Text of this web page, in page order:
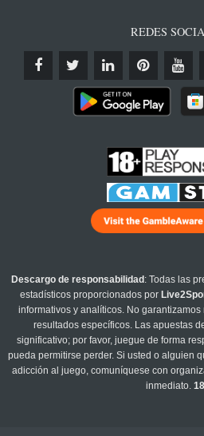
REDES
Descargo de responsabilidad : Todas las
estadísticos proporcionados por
informativos y analíticos. No
resultados específicos. Las apuestas
significativo; por favor, juegue de forma
pueda permitirse perder. Si usted o alguien
adicción al juego, comuníquese con
inmediato.